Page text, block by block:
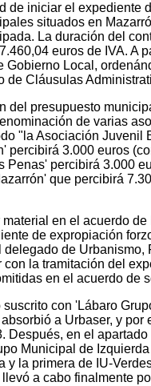
de iniciar el expediente
situados en
La duración del
euros de IVA. A
Gobierno Local,
Cláusulas
del presupuesto
de varias
"la Asociación Juvenil
percibirá 3.000 euros
Penas' percibirá 3.000
que percibirá
en el acuerdo
de expropiación
de Urbanismo,
la tramitación del
en el acuerdo de
con 'Lábaro
a Urbaser, y por
Después, en el
Municipal de
y la primera de IU-
a cabo finalmente